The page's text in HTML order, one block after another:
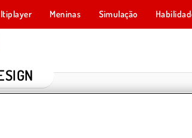
Meninas Simulação